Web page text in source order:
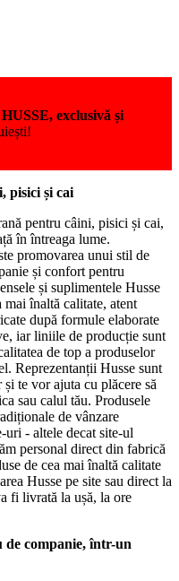
exclusivă și
pisici și cai
pentru câini, pisici și cai,
în întreaga lume.
promovarea unui stil de
și confort pentru
și suplimentele Husse
înaltă calitate, atent
după formule elaborate
iar liniile de producție sunt
de top a produselor
Reprezentanții Husse sunt
te vor ajuta cu plăcere să
sau calul tău. Produsele
de vânzare
uri - altele decat site-ul
personal direct din fabrică
de cea mai înaltă calitate
Husse pe site sau direct la
fi livrată la ușă, la ore
de companie, într-un